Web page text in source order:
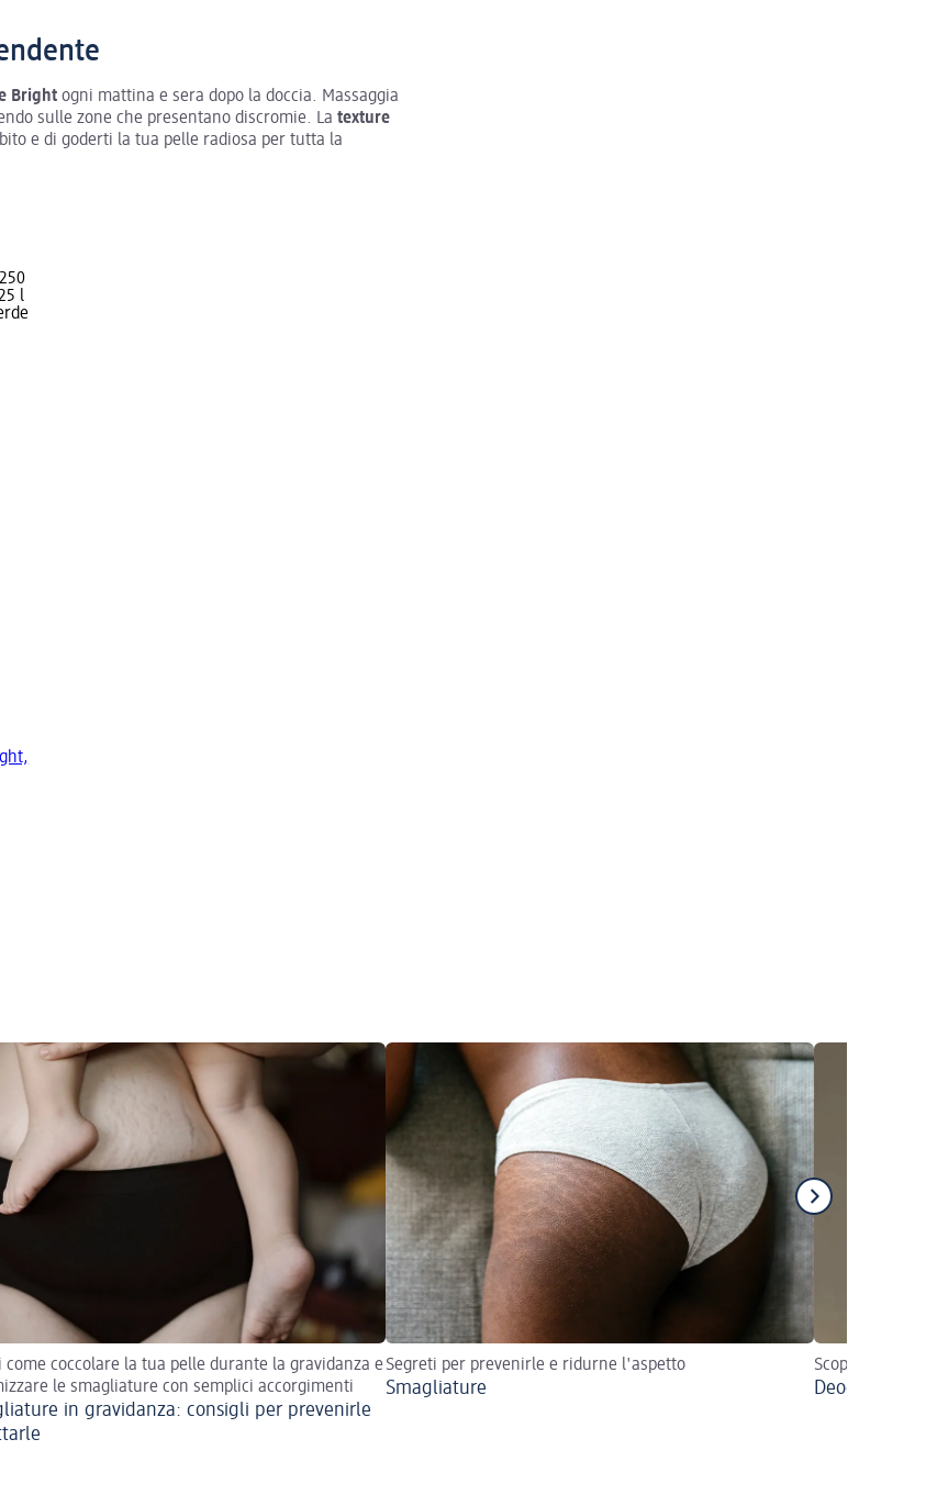
Bright ogni mattina e sera dopo la doccia. Massaggia
sulle zone che presentano discromie. La texture
e di goderti la tua pelle radiosa per tutta la
l
come coccolare la tua pelle durante la gravidanza e
le smagliature con semplici accorgimenti
in gravidanza: consigli per prevenirle
Segreti per prevenirle e ridurne l'aspetto
Smagliature
Scopri quale
Deodorante